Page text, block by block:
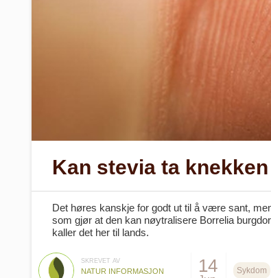
Kan stevia ta
Det høres kanskje for godt ut til å være sant,
som gjør at den kan nøytralisere Borrelia
kaller det her til lands.
SKREVET AV
NATUR INFORMASJON
14 Sykdom